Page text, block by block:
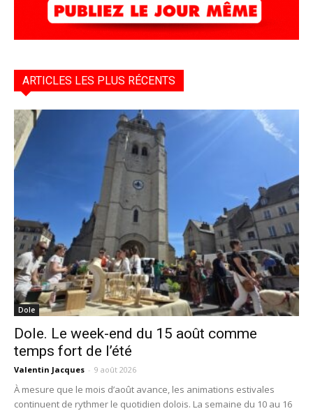
ARTICLES LES PLUS RÉCENTS
Dole
Dole. Le week-end du 15 août comme
temps fort de l’été
Valentin Jacques - 9 août 2026
À mesure que le mois d’août avance, les animations estivales
continuent de rythmer le quotidien dolois. La semaine du 10 au 16